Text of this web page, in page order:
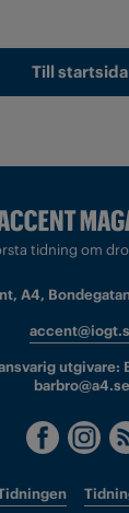
Till
tidning om
A4,
utgivare: